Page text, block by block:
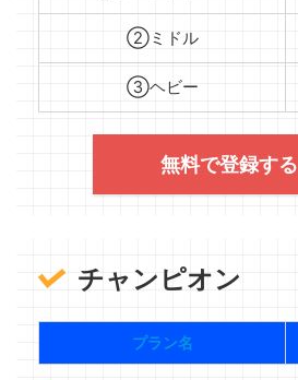
②ミドル
③ヘビー
無料で登録する
チャンピオン
プラン名